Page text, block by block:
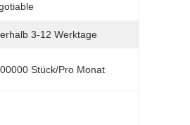
3-12 Werktage
Stück/pro Monat